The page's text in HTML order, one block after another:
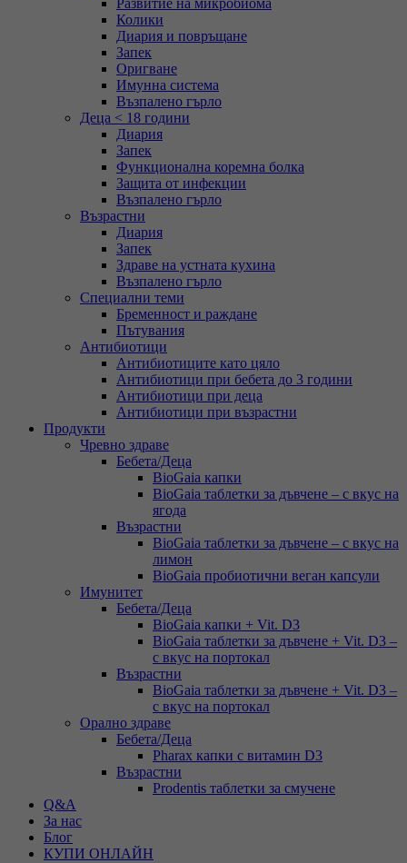
Развитие на микробиома
Колики
Диария и повръщане
Запек
Оригване
Имунна система
Възпалено гърло
Деца < 18 години
Диария
Запек
Функционална коремна болка
Защита от инфекции
Възпалено гърло
Възрастни
Диария
Запек
Здраве на устната кухина
Възпалено гърло
Специални теми
Бременност и раждане
Пътувания
Антибиотици
Антибиотиците като цяло
Антибиотици при бебета до 3 години
Антибиотици при деца
Антибиотици при възрастни
Продукти
Чревно здраве
Бебета/Деца
BioGaia капки
BioGaia таблетки за дъвчене – с вкус на
ягода
Възрастни
BioGaia таблетки за дъвчене – с вкус на
лимон
BioGaia пробиотични веган капсули
Имунитет
Бебета/Деца
BioGaia капки + Vit. D3
BioGaia таблетки за дъвчене + Vit. D3 –
с вкус на портокал
Възрастни
BioGaia таблетки за дъвчене + Vit. D3 –
с вкус на портокал
Орално здраве
Бебета/Деца
Pharax капки с витамин D3
Възрастни
Prodentis таблетки за смучене
Q&A
За нас
Блог
КУПИ ОНЛАЙН